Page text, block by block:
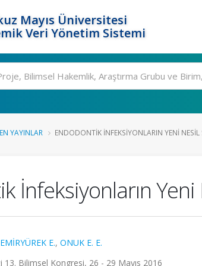
Mayıs Üniversitesi
Veri Yönetim Sistemi
YAYINLAR ENDODONTIK İNFEKSIYONLARIN YENI NESIL
İnfeksiyonların
E., ONUK E. E.
Bilimsel Kongresi, 26 - 29 Mayıs 2016